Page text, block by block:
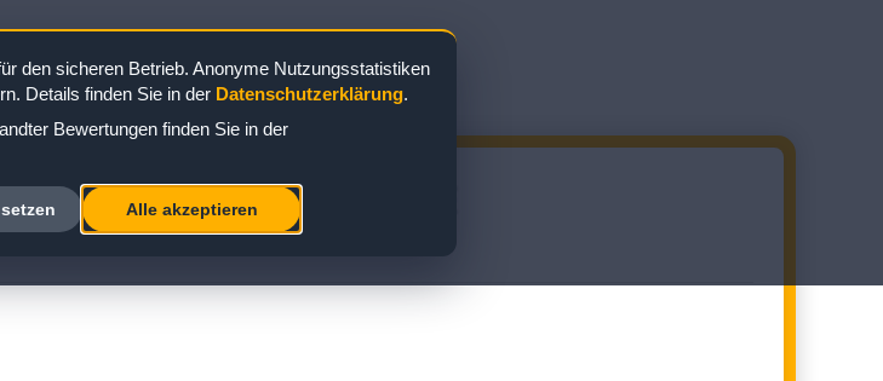
BEWERTUNG ZUR INNENKABINE
den sicheren Betrieb. Anonyme Nutzungsstatistiken
Details finden Sie in der Datenschutzerklärung.
Bewertungen finden Sie in der
Alle akzeptieren